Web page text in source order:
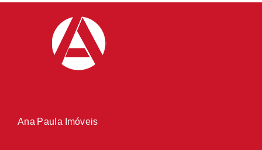
Ana Paula Imóveis